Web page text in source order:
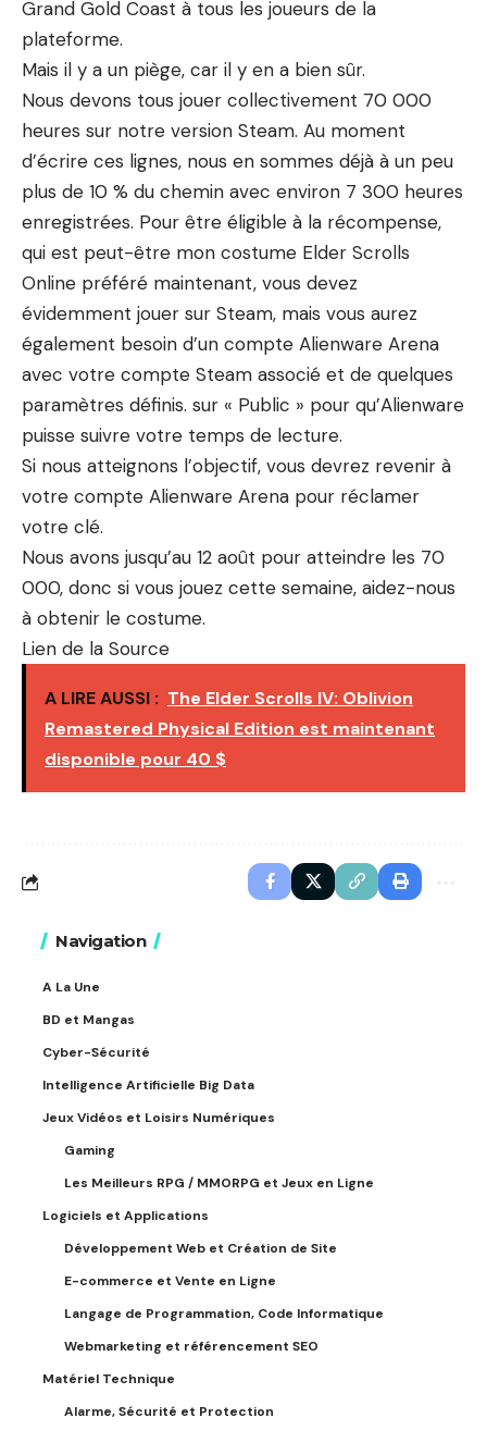
Grand Gold Coast à tous les joueurs de la
plateforme.
Mais il y a un piège, car il y en a bien sûr.
Nous devons tous jouer collectivement 70 000
heures sur notre version Steam. Au moment
d’écrire ces lignes, nous en sommes déjà à un peu
plus de 10 % du chemin avec environ 7 300 heures
enregistrées. Pour être éligible à la récompense,
qui est peut-être mon costume Elder Scrolls
Online préféré maintenant, vous devez
évidemment jouer sur Steam, mais vous aurez
également besoin d’un compte Alienware Arena
avec votre compte Steam associé et de quelques
paramètres définis. sur « Public » pour qu’Alienware
puisse suivre votre temps de lecture.
Si nous atteignons l’objectif, vous devrez revenir à
votre compte Alienware Arena pour réclamer
votre clé.
Nous avons jusqu’au 12 août pour atteindre les 70
000, donc si vous jouez cette semaine, aidez-nous
à obtenir le costume.
Lien de la Source
A LIRE AUSSI : The Elder Scrolls IV: Oblivion
Remastered Physical Edition est maintenant
disponible pour 40 $
Navigation
A La Une
BD et Mangas
Cyber-Sécurité
Intelligence Artificielle Big Data
Jeux Vidéos et Loisirs Numériques
Gaming
Les Meilleurs RPG / MMORPG et Jeux en Ligne
Logiciels et Applications
Développement Web et Création de Site
E-commerce et Vente en Ligne
Langage de Programmation, Code Informatique
Webmarketing et référencement SEO
Matériel Technique
Alarme, Sécurité et Protection